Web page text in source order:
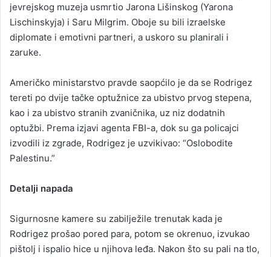
jevrejskog muzeja usmrtio Jarona Lišinskog (Yarona
Lischinskyja) i Saru Milgrim. Oboje su bili izraelske
diplomate i emotivni partneri, a uskoro su planirali i
zaruke.
Američko ministarstvo pravde saopćilo je da se Rodrigez
tereti po dvije tačke optužnice za ubistvo prvog stepena,
kao i za ubistvo stranih zvaničnika, uz niz dodatnih
optužbi. Prema izjavi agenta FBI-a, dok su ga policajci
izvodili iz zgrade, Rodrigez je uzvikivao: “Oslobodite
Palestinu.”
Detalji napada
Sigurnosne kamere su zabilježile trenutak kada je
Rodrigez prošao pored para, potom se okrenuo, izvukao
pištolj i ispalio hice u njihova leđa. Nakon što su pali na tlo,